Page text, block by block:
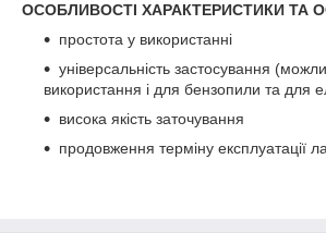
ОСОБЛИВОСТІ ХАРАКТЕРИСТИКИ ТА
простота у використанні
універсальність застосування
використання і для бензопили та для
висока якість заточування
продовження терміну експлуатації